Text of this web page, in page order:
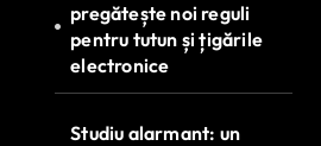
pregătește noi reguli
pentru tutun și țigările
electronice
Studiu alarmant: un